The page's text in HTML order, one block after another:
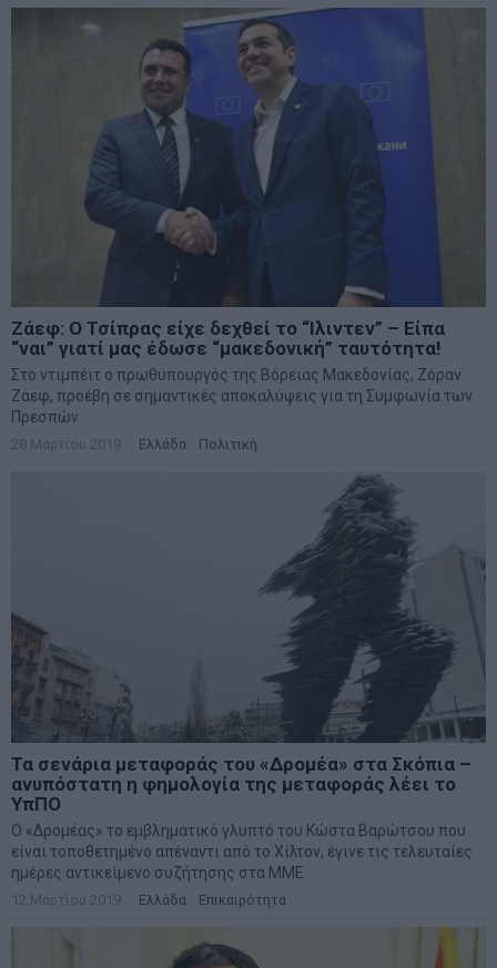
Ζάεφ: Ο Τσίπρας είχε δεχθεί το “Ιλιντεν” – Είπα
“ναι” γιατί μας έδωσε “μακεδονική” ταυτότητα!
Στο ντιμπέιτ ο πρωθυπουργός της Βόρειας Μακεδονίας, Ζόραν
Ζάεφ, προέβη σε σημαντικές αποκαλύψεις για τη Συμφωνία των
Πρεσπών
28 Μαρτίου 2019 Ελλάδα Πολιτική
Τα σενάρια μεταφοράς του «Δρομέα» στα Σκόπια –
ανυπόστατη η φημολογία της μεταφοράς λέει το
ΥπΠΟ
Ο «Δρομέας» το εμβληματικό γλυπτό του Κώστα Βαρώτσου που
είναι τοποθετημένο απέναντι από το Χίλτον, έγινε τις τελευταίες
ημέρες αντικείμενο συζήτησης στα ΜΜΕ
12 Μαρτίου 2019 Ελλάδα Επικαιρότητα